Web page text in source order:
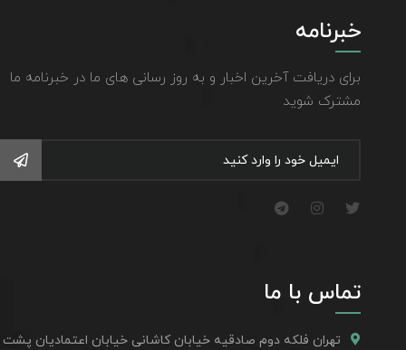
خبرنامه
برای دریافت آخرین اخبار و به روز رسانی های ما در خبرنامه ما
مشترک شوید
تماس با ما
تهران فلکه دوم صادقیه خیابان کاشانی خیابان اعتمادیان پشت